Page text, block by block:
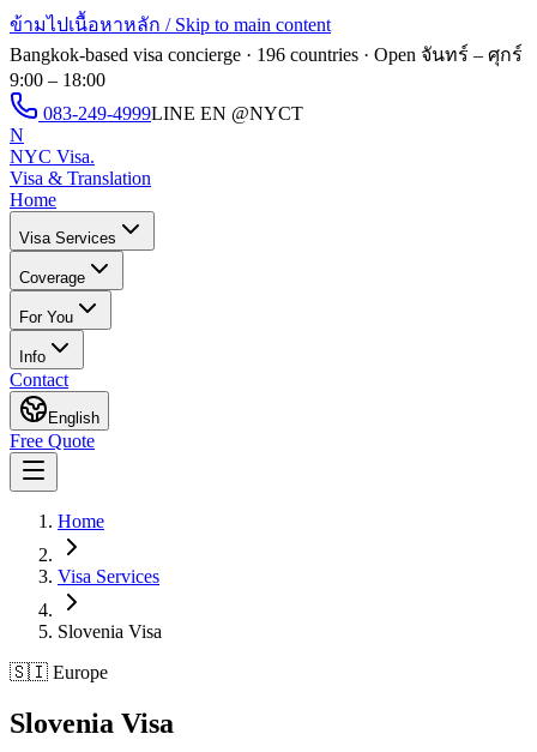
ข้ามไปเนื้อหาหลัก / Skip to main content
Bangkok-based visa concierge · 196 countries · Open จันทร์ – ศุกร์
9:00 – 18:00
083-249-4999LINE EN @NYCT
N
NYC Visa.
Visa & Translation
Home
Visa Services
Coverage
For You
Info
Contact
English
Free Quote
Home
Visa Services
Slovenia Visa
🇸🇮 Europe
Slovenia Visa